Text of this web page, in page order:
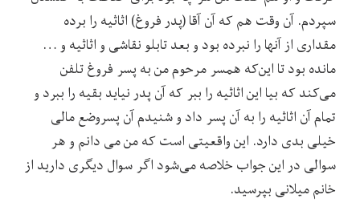
سپردم. آن وقت هم که آن آقا (پدر فروغ) اثاثیه را برده
مقداری از آنها را نبرده بود و بعد تابلو نقاشی و اثاثیه و …
مانده بود تا این‌که همسر مرحوم من به پسر فروغ تلفن
می‌کند که بیا این اثاثیه را ببر که آن پدر نیاید بقیه را ببرد و
تمام آن اثاثیه را به آن پسر داد و شنیدم آن پسروضع مالی
خیلی بدی دارد. این واقعیتی است که من می دانم و هر
سوالی در این جواب خلاصه می‌شود اگر سوال دیگری دارید از
خانم میلانی بپرسید.